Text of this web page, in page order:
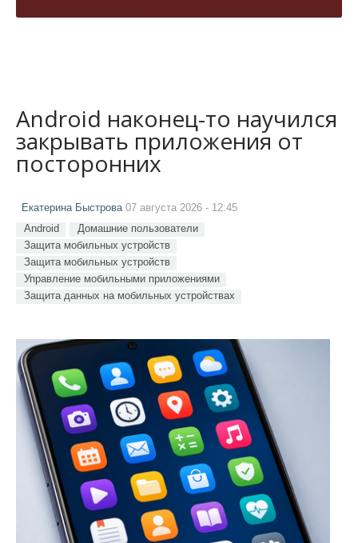
Android наконец-то научился
закрывать приложения от
посторонних
Екатерина Быстрова07 августа 2026 - 12:45
Android
Домашние пользователи
Защита мобильных устройств
Защита мобильных устройств
Управление мобильными приложениями
Защита данных на мобильных устройствах